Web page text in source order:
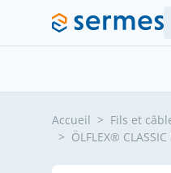
Allez au contenu
Accueil > Fils et
> ÖLFLEX®